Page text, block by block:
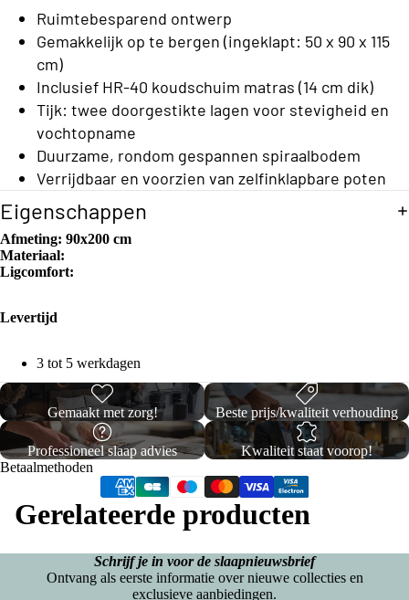
i
B
e
d
d
i
n
g
Elektri
sche
rings
o
s
O
b
s
p
ri
n
g
O
p
b
matra
s
Topma
trasse
n
Eenperso
ons
Split/Top
matrasse
n
Twijfelaar
matrasse
n
Tweepers
oons
Split/Top
matrasse
e
k
e
d
e
r
t
Dekbedo
vertrekke
n
Dekbedo
vertrekke
n
Hoes
Ruimtebesparend ontwerp
Gemakkelijk op te bergen (ingeklapt: 50 x 90 x 115
cm)
Inclusief HR-40 koudschuim matras (14 cm dik)
Tijk: twee doorgestikte lagen voor stevigheid en
vochtopname
Duurzame, rondom gespannen spiraalbodem
Verrijdbaar en voorzien van zelfinklapbare poten
Eigenschappen
Afmeting: 90x200 cm
Materiaal:
Ligcomfort:
Levertijd
3 tot 5 werkdagen
Gemaakt met zorg! Beste prijs/kwaliteit verhouding
Professioneel slaap advies
Kwaliteit staat voorop!
Betaalmethoden
Gerelateerde producten
Schrijf je in voor de slaapnieuwsbrief
Ontvang als eerste informatie over nieuwe collecties en
exclusieve aanbiedingen.